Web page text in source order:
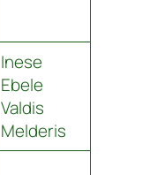
Inese
Ebele
Valdis
Melderis